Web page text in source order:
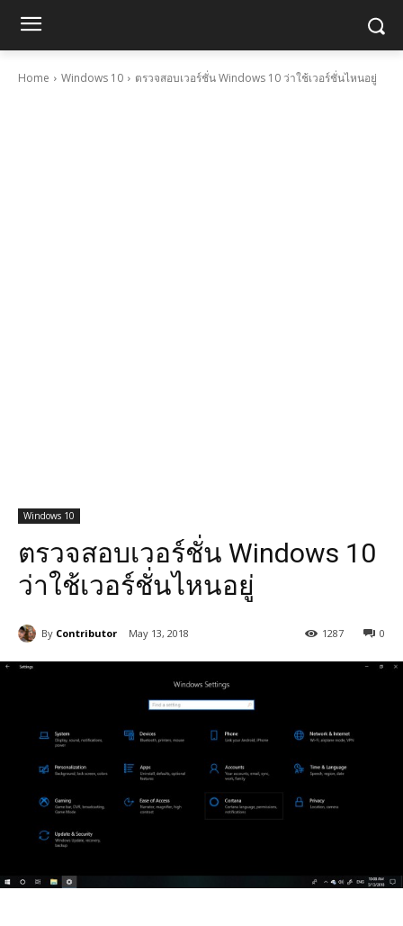
Home Windows 10 ตรวจสอบเวอร์ชั่น Windows 10 ว่าใช้เวอร์ชั่นไหนอยู่
Windows 10
ตรวจสอบเวอร์ชั่น Windows 10
ว่าใช้เวอร์ชั่นไหนอยู่
By Contributor May 13, 2018 0
1287